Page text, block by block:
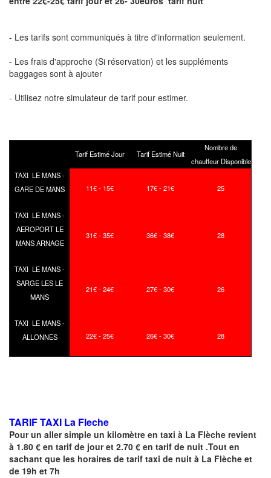
- Les tarifs sont communiqués à titre d'information seulement.
- Les frais d'approche (Si réservation) et les suppléments
baggages sont à ajouter
- Utilisez notre simulateur de tarif pour estimer.
Tarif Estimé Jour Tarif Estimé Nuit
Nombre de
chauffeur Disponible
TAXI LE MANS -
GARE DE MANS
11€ - 15€ 17€ - 21€ 25
TAXI LE MANS -
AEROPORT LE
MANS ARNAGE
31€ - 35€ 36€ - 38€ 28
TAXI LE MANS -
SARGE LES LE
MANS
21€ - 24€ 27€ - 30€ 26
TAXI LE MANS -
ALLONNES
22€ - 25€ 26€ - 30€ 28
TARIF TAXI La Fleche
Pour un aller simple un kilomètre en taxi à La Flèche revient
à 1.80 € en tarif de jour et 2.70 € en tarif de nuit .Tout en
sachant que les horaires de tarif taxi de nuit à La Flèche et
de 19h et 7h